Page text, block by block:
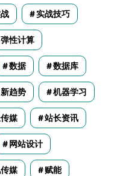
实战技巧
弹性计算
数据 数据库
新趋势 机器学习
媒 站长资讯
网站设计
媒 赋能